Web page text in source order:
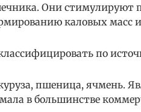
Они стимулируют
каловых масс
по
пшеница, ячмень.
в большинстве